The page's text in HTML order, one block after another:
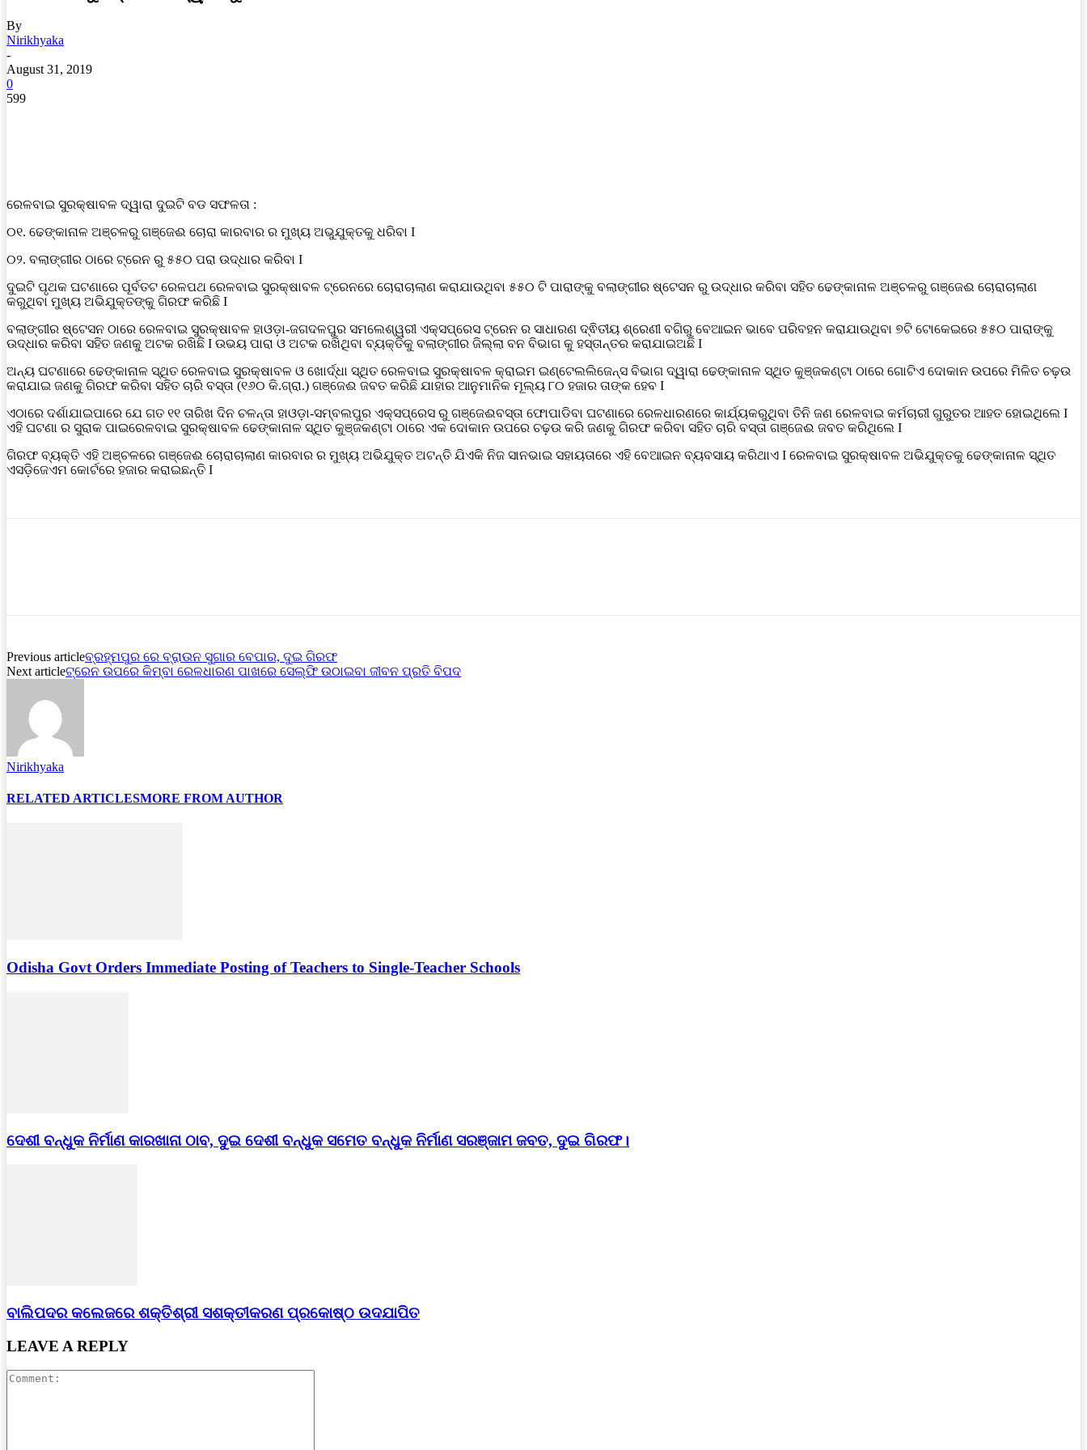
By
Nirikhyaka
-
August 31, 2019
0
599
ରେଳବାଇ ସୁରକ୍ଷାବଳ ଦ୍ୱାରା ଦୁଇଟି ବଡ ସଫଳତା :
୦୧. ଢେଙ୍କାନାଳ ଅଞ୍ଚଳରୁ ଗଞ୍ଜେଈ ଚୋରା କାରବାର ର ମୁଖ୍ୟ ଅଭୁଯୁକ୍ତକୁ ଧରିବା I
୦୨. ବଲାଙ୍ଗୀର ଠାରେ ଟ୍ରେନ ରୁ ୫୫୦ ପରା ଉଦ୍ଧାର କରିବା I
ଦୁଇଟି ପୃଥକ ଘଟଣାରେ ପୂର୍ବତଟ ରେଳପଥ ରେଳବାଇ ସୁରକ୍ଷାବଳ ଟ୍ରେନରେ ଚୋରାଚାଲାଣ କରାଯାଉଥିବା ୫୫୦ ଟି ପାରାଙ୍କୁ ବଲାଙ୍ଗୀର ଷ୍ଟେସନ ରୁ ଉଦ୍ଧାର କରିବା ସହିତ ଢେଙ୍କାନାଳ ଅଞ୍ଚଳରୁ ଗଞ୍ଜେଈ ଚୋରାଚାଲାଣ
କରୁଥିବା ମୁଖ୍ୟ ଅଭିଯୁକ୍ତଙ୍କୁ ଗିରଫ କରିଛି I
ବଲାଙ୍ଗୀର ଷ୍ଟେସନ ଠାରେ ରେଳବାଇ ସୁରକ୍ଷାବଳ ହାଓଡ଼ା-ଜଗଦଳପୁର ସମଲେଶ୍ୱରୀ ଏକ୍ସପ୍ରେସ ଟ୍ରେନ ର ସାଧାରଣ ଦ୍ଵିତୀୟ ଶ୍ରେଣୀ ବଗିରୁ ବେଆଇନ ଭାବେ ପରିବହନ କରାଯାଉଥିବା ୭ଟି ଟୋକେଇରେ ୫୫୦ ପାରାଙ୍କୁ
ଉଦ୍ଧାର କରିବା ସହିତ ଜଣକୁ ଅଟକ ରଖିଛି I ଉଭୟ ପାରା ଓ ଅଟକ ରଖିଥିବା ବ୍ୟକ୍ତିକୁ ବଲାଙ୍ଗୀର ଜିଲ୍ଲା ବନ ବିଭାଗ କୁ ହସ୍ତାନ୍ତର କରାଯାଇଅଛି I
ଅନ୍ୟ ଘଟଣାରେ ଢେଙ୍କାନାଳ ସ୍ଥିତ ରେଳବାଇ ସୁରକ୍ଷାବଳ ଓ ଖୋର୍ଦ୍ଧା ସ୍ଥିତ ରେଳବାଇ ସୁରକ୍ଷାବଳ କ୍ରାଇମ ଇଣ୍ଟେଲଲିଜେନ୍ସ ବିଭାଗ ଦ୍ୱାରା ଢେଙ୍କାନାଳ ସ୍ଥିତ କୁଞ୍ଜକଣ୍ଟା ଠାରେ ଗୋଟିଏ ଦୋକାନ ଉପରେ ମିଳିତ ଚଢ଼ଉ
କରାଯାଇ ଜଣକୁ ଗିରଫ କରିବା ସହିତ ଚାରି ବସ୍ତା (୧୬୦ କି.ଗ୍ରା.) ଗଞ୍ଜେଈ ଜବତ କରିଛି ଯାହାର ଆନୁମାନିକ ମୂଲ୍ୟ ୮୦ ହଜାର ତାଙ୍କ ହେବ I
ଏଠାରେ ଦର୍ଶାଯାଇପାରେ ଯେ ଗତ ୧୧ ତାରିଖ ଦିନ ଚଳନ୍ତା ହାଓଡ଼ା-ସମ୍ବଲପୁର ଏକ୍ସପ୍ରେସ ରୁ ଗଞ୍ଜେଈବସ୍ତା ଫୋପାଡିବା ଘଟଣାରେ ରେଳଧାରଣରେ କାର୍ଯ୍ୟକରୁଥିବା ତିନି ଜଣ ରେଳବାଇ କର୍ମଚାରୀ ଗୁରୁତର ଆହତ ହୋଇଥିଲେ I
ଏହି ଘଟଣା ର ସୁରାକ ପାଇରେଳବାଇ ସୁରକ୍ଷାବଳ ଢେଙ୍କାନାଳ ସ୍ଥିତ କୁଞ୍ଜକଣ୍ଟା ଠାରେ ଏକ ଦୋକାନ ଉପରେ ଚଢ଼ଉ କରି ଜଣକୁ ଗିରଫ କରିବା ସହିତ ଚାରି ବସ୍ତା ଗଞ୍ଜେଈ ଜବତ କରିଥିଲେ I
ଗିରଫ ବ୍ୟକ୍ତି ଏହି ଅଞ୍ଚଳରେ ଗଞ୍ଜେଈ ଚୋରାଚାଲାଣ କାରବାର ର ମୁଖ୍ୟ ଅଭିଯୁକ୍ତ ଅଟନ୍ତି ଯିଏକି ନିଜ ସାନଭାଇ ସହାୟତାରେ ଏହି ବେଆଇନ ବ୍ୟବସାୟ କରିଥାଏ I ରେଳବାଇ ସୁରକ୍ଷାବଳ ଅଭିଯୁକ୍ତକୁ ଢେଙ୍କାନାଳ ସ୍ଥିତ
ଏସଡ଼ିଜେଏମ କୋର୍ଟରେ ହଜାର କରାଇଛନ୍ତି I
Previous articleବ୍ରହ୍ମପୁର ରେ ବ୍ରାଉନ ସୁଗାର ବେପାର, ଦୁଇ ଗିରଫ
Next articleଟ୍ରେନ ଉପରେ କିମ୍ବା ରେଳଧାରଣ ପାଖରେ ସେଲ୍ଫି ଉଠାଇବା ଜୀବନ ପ୍ରତି ବିପଦ
Nirikhyaka
RELATED ARTICLESMORE FROM AUTHOR
Odisha Govt Orders Immediate Posting of Teachers to Single-Teacher Schools
ଦେଶୀ ବନ୍ଧୁକ ନିର୍ମାଣ କାରଖାନା ଠାବ, ଦୁଇ ଦେଶୀ ବନ୍ଧୁକ ସମେତ ବନ୍ଧୁକ ନିର୍ମାଣ ସରଞ୍ଜାମ ଜବତ, ଦୁଇ ଗିରଫ।
ବାଲିପଦର କଲେଜରେ ଶକ୍ତିଶ୍ରୀ ସଶକ୍ତୀକରଣ ପ୍ରକୋଷ୍ଠ ଉଦଯାପିତ
LEAVE A REPLY